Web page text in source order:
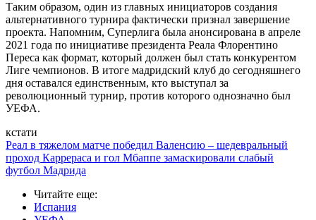
Таким образом, один из главных инициаторов создания
альтернативного турнира фактически признал завершение
проекта. Напомним, Суперлига была анонсирована в апреле
2021 года по инициативе президента Реала Флорентино
Переса как формат, который должен был стать конкурентом
Лиге чемпионов. В итоге мадридский клуб до сегодняшнего
дня оставался единственным, кто выступал за
революционный турнир, против которого однозначно был
УЕФА.
кстати
Реал в тяжелом матче победил Валенсию – шедевральный
проход Каррераса и гол Мбаппе замаскировали слабый
футбол Мадрида
Читайте еще:
Испания